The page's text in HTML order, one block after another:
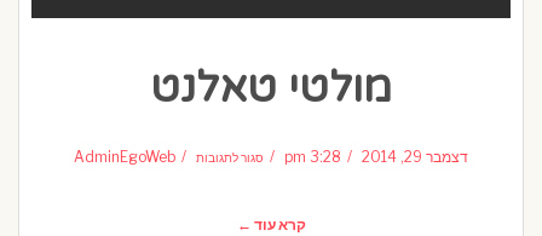
מולטי טאלנט
דצמבר 29, 2014 3:28 pm סגור לתגובות מולטי
טאלנטAdminEgoWeb
קרא עוד ←